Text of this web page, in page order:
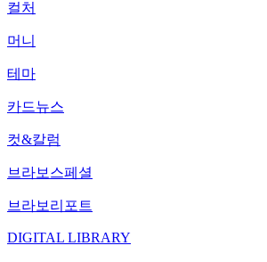
컬처
머니
테마
카드뉴스
컷&칼럼
브라보스페셜
브라보리포트
DIGITAL LIBRARY